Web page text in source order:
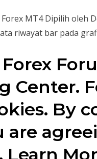
MT4 Dipilih oleh
riwayat bar pada
Center.
By
are
Learn